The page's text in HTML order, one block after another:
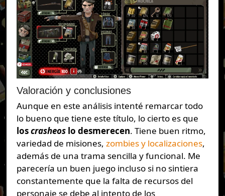
Valoración y conclusiones
Aunque en este análisis intenté remarcar todo
lo bueno que tiene este título, lo cierto es que
loscrasheoslo desmerecen. Tiene buen ritmo,
variedad de misiones, zombies y localizaciones,
además de una trama sencilla y funcional. Me
parecería un buen juego incluso si no sintiera
constantemente que la falta de recursos del
personaje se debe al intento de los